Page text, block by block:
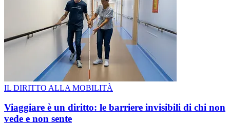
IL DIRITTO ALLA MOBILITÀ
Viaggiare è un diritto: le barriere invisibili di chi non
vede e non sente